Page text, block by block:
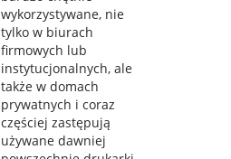
wykorzystywane, nie
tylko w biurach
firmowych lub
instytucjonalnych, ale
także w domach
prywatnych i coraz
częściej zastępują
używane dawniej